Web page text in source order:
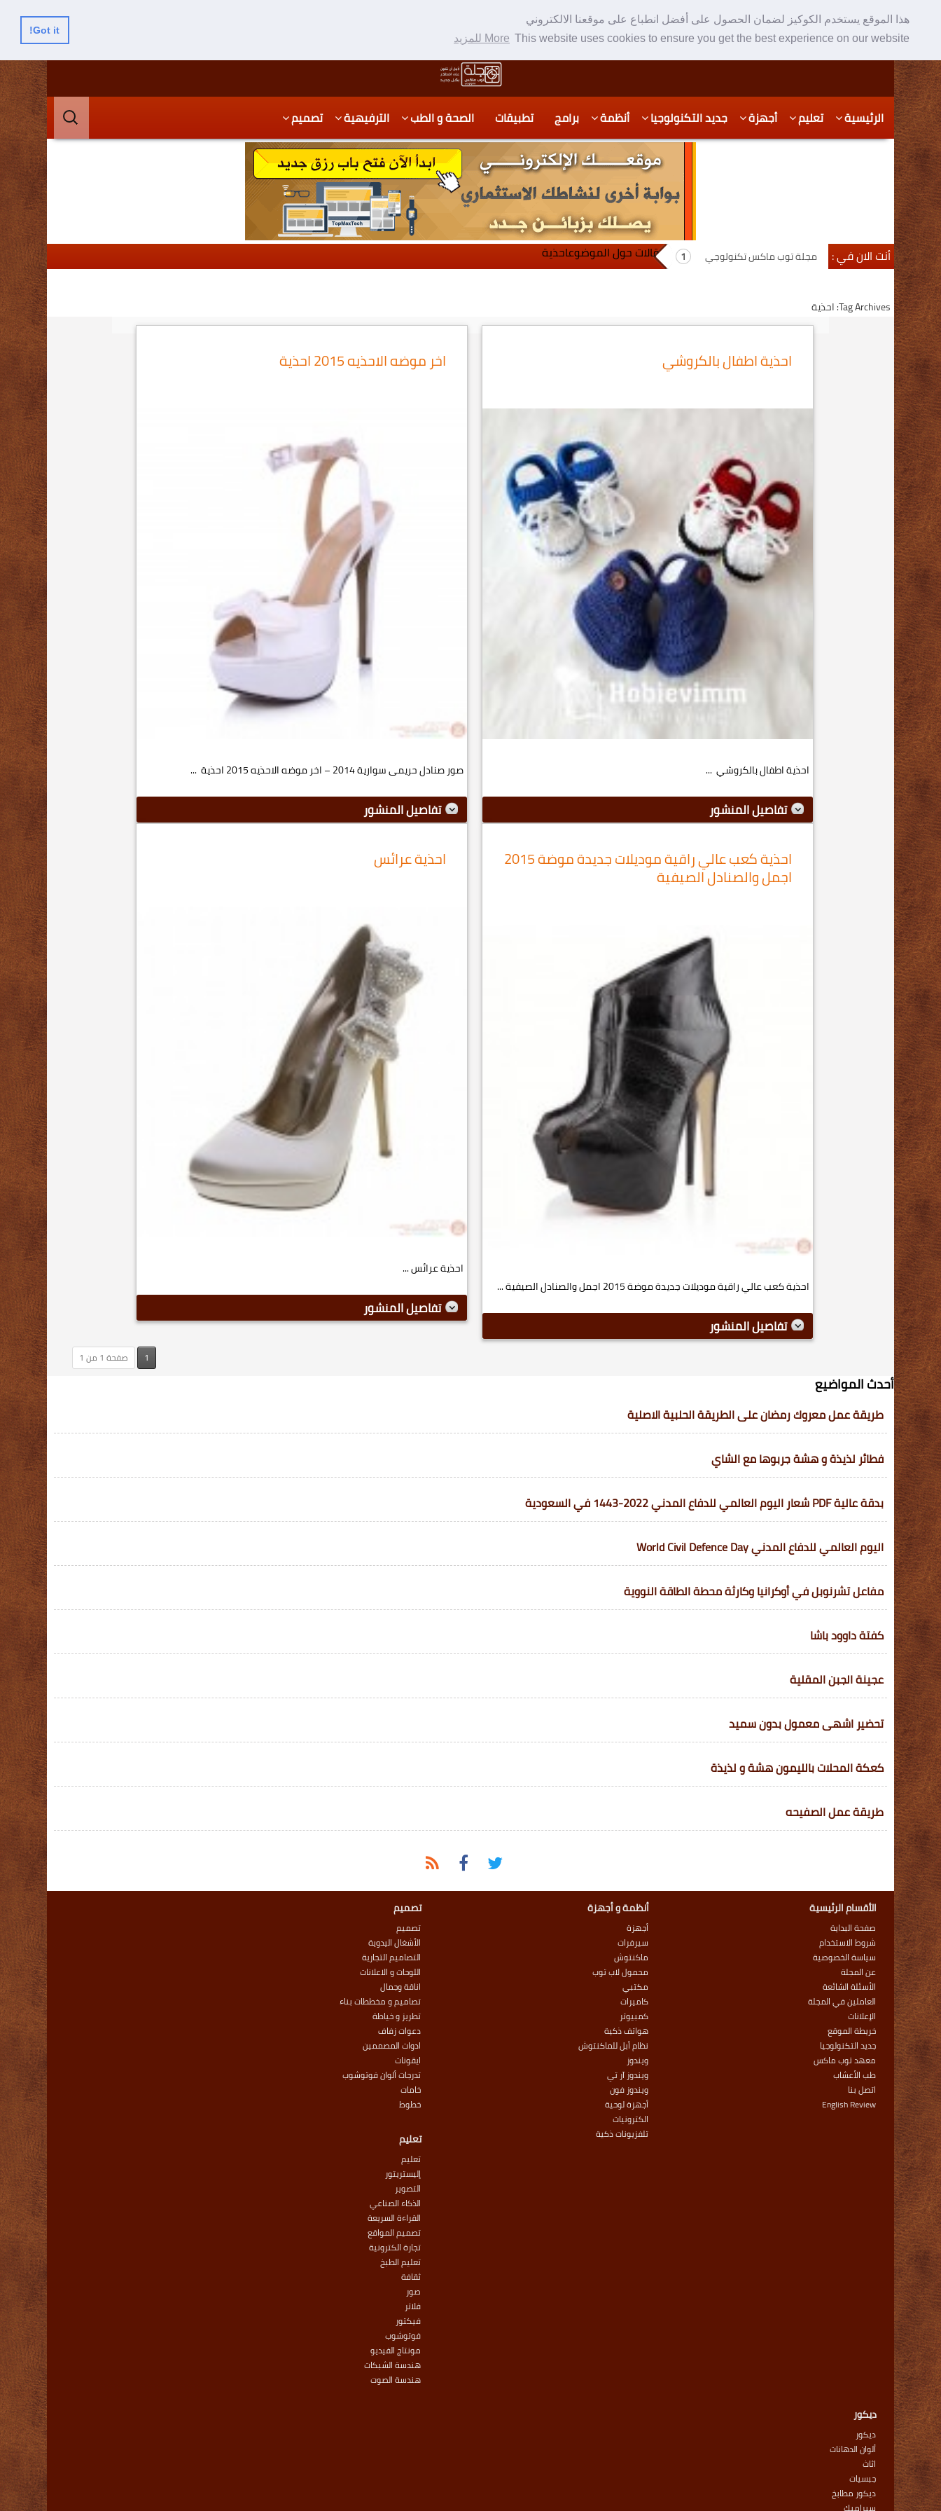
هذا الموقع يستخدم الكوكيز لضمان الحصول على أفضل انطباع على موقعنا الالكتروني
This website uses cookies to ensure you get the best experience on our website More للمزيد
Got it!
Skip
to
content
Skip
to
secondary
content
الرئيسية تعليم أجهزة جديد التكنولوجيا أنظمة برامج تطبيقات الصحة و الطب الترفيهية تصميم
البحث
عن:
أنت الان في : مجلة توب ماكس تكنولوجي مقالات حول الموضوعاحذية
Tag Archives: احذية
احذية اطفال بالكروشي
احذية اطفال بالكروشي ...
تفاصيل المنشور
اخر موضه الاحذيه 2015 احذية
صور صنادل حريمى سوارية 2014 – اخر موضه الاحذيه 2015 احذية ...
تفاصيل المنشور
احذية كعب عالي راقية موديلات جديدة موضة 2015
اجمل والصنادل الصيفية
احذية كعب عالي راقية موديلات جديدة موضة 2015 اجمل والصنادل الصيفية ...
تفاصيل المنشور
احذية عرائس
احذية عرائس ...
تفاصيل المنشور
صفحة 1 من 1 1
أحدث المواضيع
طريقة عمل معروك رمضان على الطريقة الحلبية الاصلية
فطائر لذيذة و هشة جربوها مع الشاي
بدقة عالية PDF شعار اليوم العالمي للدفاع المدني 2022-1443 في السعودية
اليوم العالمي للدفاع المدني World Civil Defence Day
مفاعل تشرنوبل في أوكرانيا وكارثة محطة الطاقة النووية
كفتة داوود باشا
عجينة الجبن المقلية
تحضير اشهى معمول بدون سميد
كعكة المحلات بالليمون هشة و لذيذة
طريقة عمل الصفيحه
الأقسام الرئيسية
صفحة البداية
شروط الاستخدام
سياسة الخصوصية
عن المجلة
الأسئلة الشائعة
العاملين في المجلة
الإعلانات
خريطة الموقع
جديد التكنولوجيا
معهد توب ماكس
طب الأعشاب
اتصل بنا
English Review
أنظمة و أجهزة
أجهزة
سيرفرات
ماكنتوش
محمول لاب توب
مكتبي
كاميرات
كمبيوتر
هواتف ذكية
نظام أبل للماكنتوش
ويندوز
ويندوز آر تي
ويندوز فون
أجهزة لوحية
الكترونيات
تلفزيونات ذكية
تصميم
تصميم
الأشغال اليدوية
التصاميم التجارية
اللوحات و الاعلانات
اناقة وجمال
تصاميم و مخططات بناء
تطريز و خياطة
دعوات زفاف
ادوات المصممين
ايقونات
تدرجات ألوان فوتوشوب
خامات
خطوط
تعليم
تعليم
إليستريتور
التصوير
الذكاء الصناعي
القراءة السريعة
تصميم المواقع
تجارة الكترونية
تعليم الطبخ
ثقافة
صور
فلاتر
فيكتور
فوتوشوب
مونتاج الفيديو
هندسة الشبكات
هندسة الصوت
ديكور
ديكور
ألوان الدهانات
اثاث
جبسيات
ديكور مطابخ